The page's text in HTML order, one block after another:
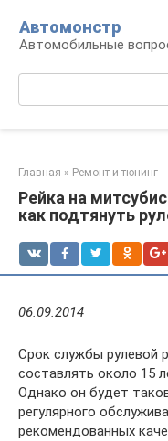
контенту
Автомонстр
Автомобильные
Главная » Ремонт и тюнинг
Рейка на
как подтянуть
06.09.2014
Срок службы рулевой
составлять около 15
Однако он будет
регулярного
рекомендованных